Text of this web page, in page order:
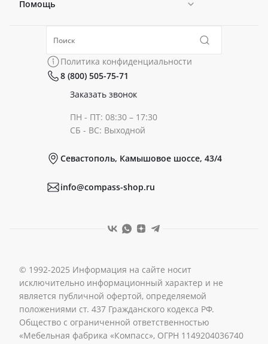
Новости
Политика конфиденциальности
Помощь
Коллекции
Политика конфиденциальности
8 (800) 505-75-71
Заказать звонок
ПН - ПТ: 08:30 – 17:30
СБ - ВС: Выходной
Севастополь, Камышовое шоссе, 43/4
info@compass-shop.ru
© 1992-2025 Информация на сайте носит
исключительно информационный характер и не
является публичной офертой, определяемой
положениями ст. 437 Гражданского кодекса РФ.
Общество с ограниченной ответственностью
«Мебельная фабрика «Компасс», ОГРН 1149204036740